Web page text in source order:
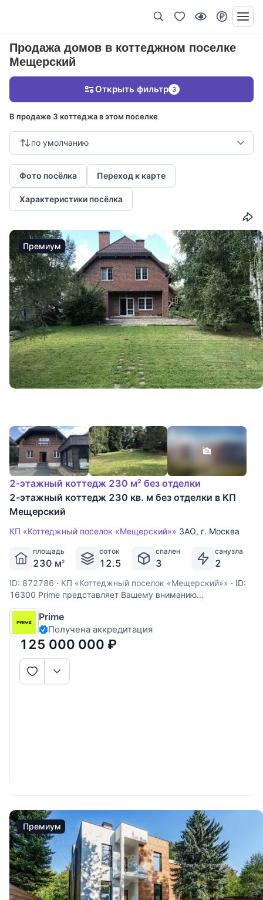
Продажа домов в коттеджном поселке
Мещерский
В продаже 3 коттеджа в этом поселке
по умолчанию
Фото посёлка Переход к карте
Характеристики посёлка
Открыть фильтр 3
Премиум
2-этажный коттедж 230 м² без отделки
2-этажный коттедж 230 кв. м без отделки в КП
Мещерский
КП «Коттеджный поселок «Мещерский»» ЗАО, г. Москва
площадь
230 м2
соток
12.5
спален
3
санузла
2
ID: 872786 · КП «Коттеджный поселок «Мещерский»» · ID:
16300 Prime представляет Вашему вниманию
завораживающее домовладение площадью 230 кв.м,
утопающее в зелени 12-соткового участка, расположенное
в коттеджном поселке "Мещерский" по Сколковскому
шоссе, всего в 2 км от МКАД. Этот двухэтажный дом
Prime
Получена аккредитация
125 000 000 ₽
Премиум